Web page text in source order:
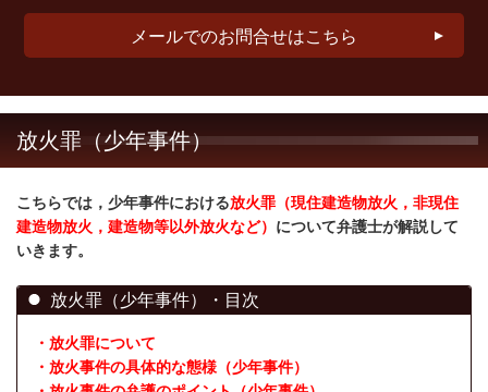
メールでのお問合せはこちら
放火罪（少年事件）
こちらでは，少年事件における放火罪（現住建造物放火，非現住
建造物放火，建造物等以外放火など） について弁護士が解説して
いきます。
放火罪（少年事件）・目次
・放火罪について
・放火事件の具体的な態様（少年事件）